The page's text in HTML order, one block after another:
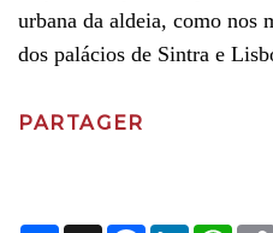
urbana da aldeia, como nos
dos palácios de Sintra e
PARTAGER